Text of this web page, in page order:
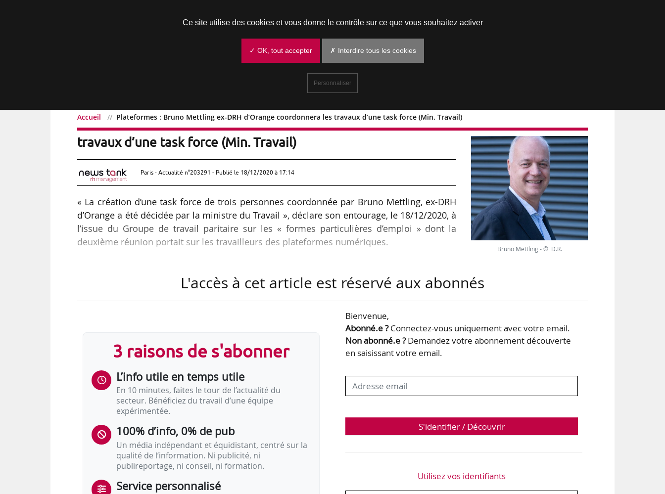
Accueil Plateformes : Bruno Mettling ex-DRH d’Orange coordonnera les travaux d’une task force (Min. Travail)
Plateformes : Bruno Mettling ex-DRH d’Orange coordonnera les
travaux d’une task force (Min. Travail)
Paris - Actualité n°203291 - Publié le 18/12/2020 à 17:14
« La création d’une task force de trois personnes coordonnée par Bruno Mettling, ex-DRH
d’Orange a été décidée par la ministre du Travail », déclare son entourage, le 18/12/2020, à
l’issue du Groupe de travail paritaire sur les « formes particulières d’emploi » dont la
deuxième réunion portait sur les travailleurs des plateformes numériques.
• Pauline Trequesser, travailleuse indépendante bordelaise et animatrice d’un collectif de
et Action Lab indépendant et innovant », auteur de l’ouvrage : « Désubériser, reprendre le
Bruno Mettling - © D.R.
L'accès à cet article est réservé aux abonnés
3 raisons de s'abonner
L’info utile en temps utile
En 10 minutes, faites le tour de l’actualité du
secteur. Bénéficiez du travail d’une équipe
expérimentée.
100% d’info, 0% de pub
Un média indépendant et équidistant, centré sur la
qualité de l’information. Ni publicité, ni
publireportage, ni conseil, ni formation.
Service personnalisé
Bienvenue,
Abonné.e ?Connectez-vous uniquement avec votre email.
Non abonné.e ?Demandez votre abonnement découverte
en saisissant votre email.
S'identifier / Découvrir
Utilisez vos identifiants
Ce site utilise des cookies et vous donne le contrôle sur ce que vous souhaitez activer
✓ OK, tout accepter ✗ Interdire tous les cookies
Personnaliser